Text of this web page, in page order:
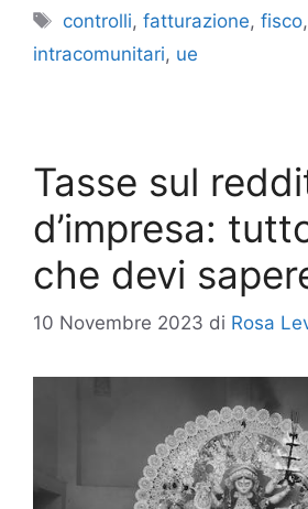
Tag
controlli,fatturazione,fisco,
intracomunitari, ue
Tasse sul
d’impresa:
che devi
10 Novembre 2023 di Rosa